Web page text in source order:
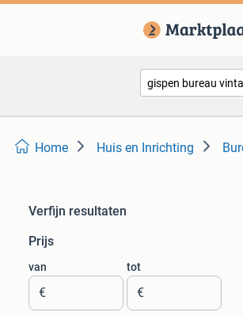
Home Huis en Inrichting
Verfijn resultaten
Prijs
van
€
tot
€